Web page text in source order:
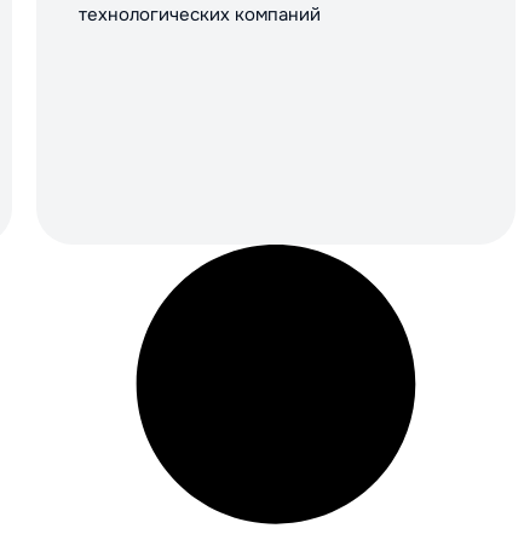
технологических компаний